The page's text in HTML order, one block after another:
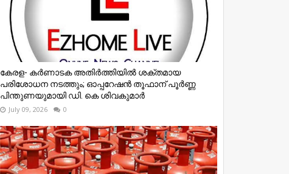
കേരള- കർണാടക അതിർത്തിയിൽ ശക്തമായ
പരിശോധന നടത്തും; ഓപ്പറേഷൻ തൂഫാന് പൂർണ്ണ
പിന്തുണയുമായി ഡി. കെ ശിവകുമാർ
July 09, 2026 0